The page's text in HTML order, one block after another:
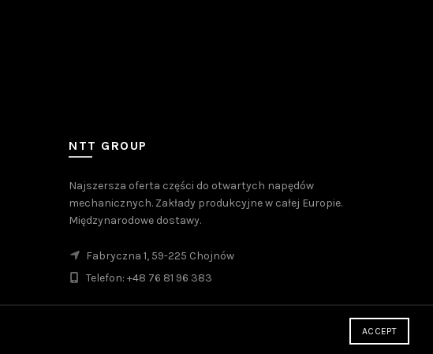
NTT GROUP
Najszersza oferta części do otwartych napędów
mechanicznych. Zakłady produkcyjne w całej Europie.
Międzynarodowe dostawy.
Fabryczna 1, 59-225 Chojnów
Telefon: +48 76 81 96 383
ACCEPT